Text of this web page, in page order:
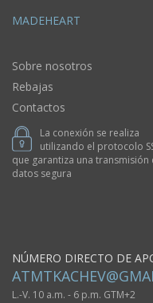
MADEHEART
Sobre nosotros
Rebajas
Contactos
La conexión se realiza
utilizando el protocolo
que garantiza una transmisión
datos segura
NÚMERO DIRECTO DE
L.-V. 10 a.m. - 6 p.m. GTM+2